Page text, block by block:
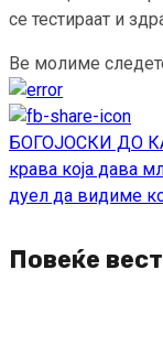
се тестираат и
Ве молиме
Continue
Reading
БОГОЈОСКИ ДО
крава која дава
дуел да видиме
Повеќе